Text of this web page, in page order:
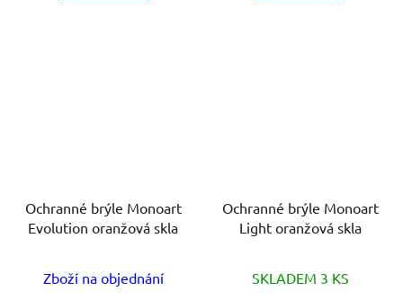
Ochranné brýle Monoart
Evolution oranžová skla
Zboží na objednání
Ochranné brýle Monoart
Light oranžová skla
SKLADEM 3 KS